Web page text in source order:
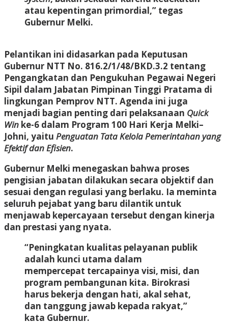
atau kepentingan primordial,” tegas
Gubernur Melki.
Pelantikan ini didasarkan pada Keputusan
Gubernur NTT No. 816.2/1/48/BKD.3.2 tentang
Pengangkatan dan Pengukuhan Pegawai Negeri
Sipil dalam Jabatan Pimpinan Tinggi Pratama di
lingkungan Pemprov NTT. Agenda ini juga
menjadi bagian penting dari pelaksanaan Quick
Win ke-6 dalam Program 100 Hari Kerja Melki–
Johni, yaitu Penguatan Tata Kelola Pemerintahan yang
Efektif dan Efisien.
Gubernur Melki menegaskan bahwa proses
pengisian jabatan dilakukan secara objektif dan
sesuai dengan regulasi yang berlaku. Ia meminta
seluruh pejabat yang baru dilantik untuk
menjawab kepercayaan tersebut dengan kinerja
dan prestasi yang nyata.
“Peningkatan kualitas pelayanan publik
adalah kunci utama dalam
mempercepat tercapainya visi, misi, dan
program pembangunan kita. Birokrasi
harus bekerja dengan hati, akal sehat,
dan tanggung jawab kepada rakyat,”
kata Gubernur.